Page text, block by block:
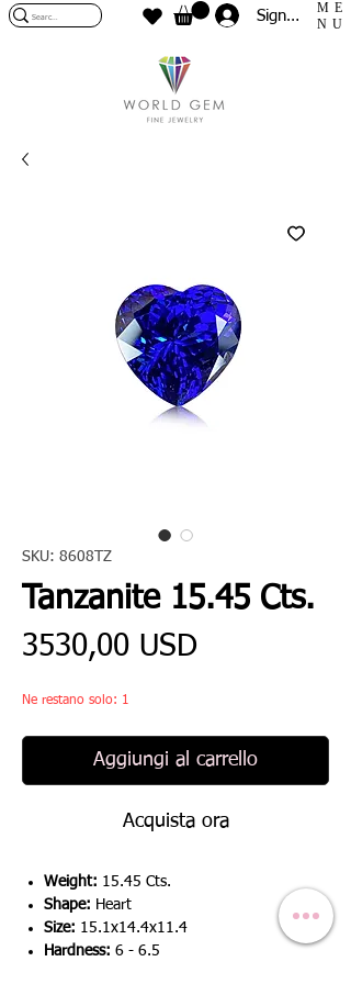
Sign In
ME
NU
SKU: 8608TZ
Tanzanite 15.45 Cts.
3530,00 USD
Ne restano solo: 1
Aggiungi al carrello
Acquista ora
Weight: 15.45 Cts.
Shape: Heart
Size: 15.1x14.4x11.4
Hardness: 6 - 6.5